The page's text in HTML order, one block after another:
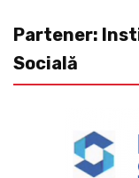
Partener:
Socială